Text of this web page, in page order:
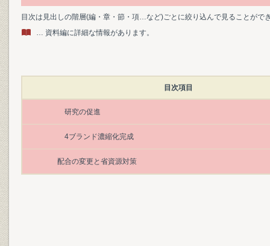
目次は見出しの階層(編・章・節・項…など)ごとに絞り込んで見ることがで
… 資料編に詳細な情報があります。
目次項目
研究の促進
4ブランド濃縮化完成
配合の変更と省資源対策